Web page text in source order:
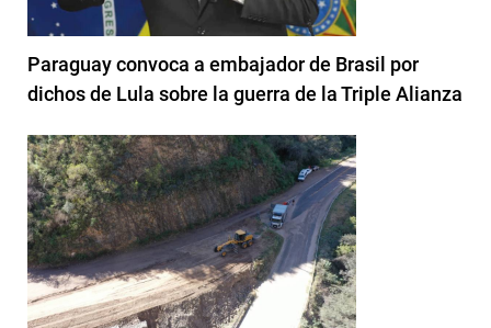
Paraguay convoca a embajador de Brasil por
dichos de Lula sobre la guerra de la Triple Alianza